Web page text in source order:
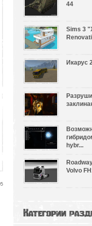
44
Sims 3
Икарус
hybr...
Volvo
Категории